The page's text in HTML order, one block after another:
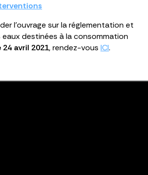
l’ouvrage sur la réglementation et
destinées à la consommation
avril 2021, rendez-vous ICI.